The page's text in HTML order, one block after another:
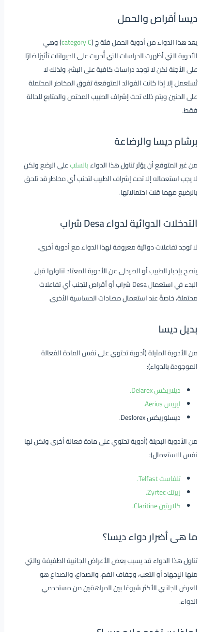
ديسا أقراص والحمل
يعد هذا الدواء من أدوية الحمل فئة ج (category C) وهي
الأدوية التي أظهرت الدراسات التي أُجريت على الحيوانات تأثيرًا ضارًا
على الأجنة لكن لا توجد دراسات كافية على البشر، ولذلك لا
تُستعمل إلا إذا كانت الفوائد المتوقعة تفوق المخاطر المحتملة
على الجنين ويتم ذلك تحت إشراف الطبيب المختص والمتابع للحالة
فقط.
برشام ديسا والرضاعة
من غير المتوقع أن يؤثر تناول هذا الدواءبالسلبعلى الرضع ولكن
لا يجب استعماله إلا تحت إشراف الطبيب لتجنب أي مخاطر قد تلحق
بالرضيع مهما قلت احتمالاتها.
التدخلات الدوائية لدواء Desa شراب
لا توجد تفاعلات دوائية معروفة لهذا الدواء مع أدوية أخرى.
ينصح بإخبار الطبيب أو الصيدلى عن الأدوية المعتاد تناولها قبل
البدء في استعمال Desa شراب أو أقراص لتجنب أي تفاعلات
محتملة، خاصةً عند استعمال مضادات الحساسية الأخرى.
بديل ديسا
من الأدوية المثيلة (أدوية تحتوي على نفس المادة الفعالة
الموجودة بالدواء):
ديلاريكس Delarex.
ايريس Aerius.
ديسلوريكس Deslorex.
من الأدوية البديلة (أدوية تحتوي على مادة فعالة أخرى ولكن لها
نفس الاستعمال):
تلفاست Telfast.
زيرتك Zyrtec.
كلاريتين Claritine.
ما هى أضرار دواء ديسا؟
تناول هذا الدواء قد يسبب بعض الأعراض الجانبية الطفيفة والتي
منها الإجهاد أو التعب، وجفاف الفم، والصداع، والصداع هو
العرض الجانبي الأكثر شيوعًا بين المراهقين من مستخدمي
الدواء.